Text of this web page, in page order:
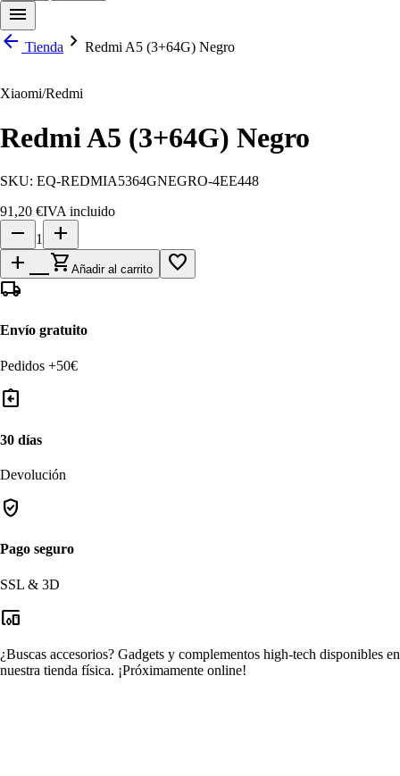
menu
arrow_back Tienda chevron_right Redmi A5 (3+64G) Negro
Xiaomi/Redmi
Redmi A5 (3+64G) Negro
SKU: EQ-REDMIA5364GNEGRO-4EE448
91,20 €IVA incluido
remove 1
add
add_shopping_cart Añadir al carrito
favorite_border
local_shipping
Envío gratuito
Pedidos +50€
assignment_return
30 días
Devolución
verified_user
Pago seguro
SSL & 3D
devices_other
¿Buscas accesorios? Gadgets y complementos high-tech disponibles en
nuestra tienda física. ¡Próximamente online!